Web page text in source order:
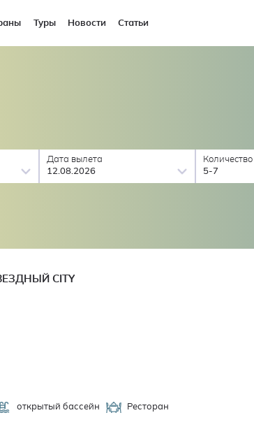
Туры Новости Статьи
Дата вылета
12.08.2026
5-7
CITY
открытый бассейн
Ресторан